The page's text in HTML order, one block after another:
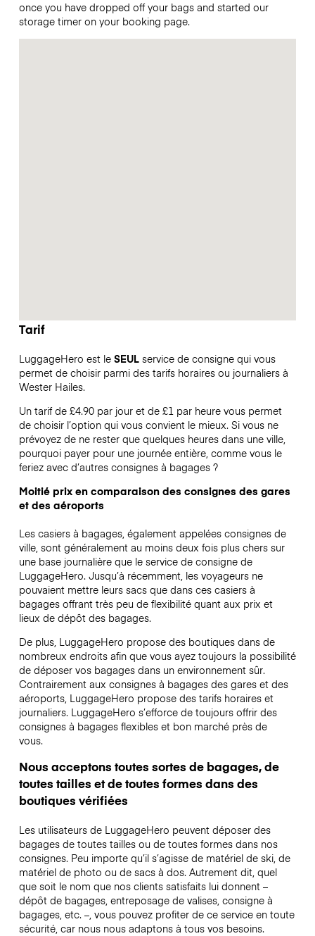
once you have dropped off your bags and started our
storage timer on your booking page.
Tarif
LuggageHero est le SEULservice de consigne qui vous
permet de choisir parmi des tarifs horaires ou journaliers à
Wester Hailes.
Un tarif de £4.90 par jour et de £1 par heure vous permet
de choisir l’option qui vous convient le mieux. Si vous ne
prévoyez de ne rester que quelques heures dans une ville,
pourquoi payer pour une journée entière, comme vous le
feriez avec d’autres consignes à bagages ?
Moitié prix en comparaison des consignes des gares
et des aéroports
Les casiers à bagages, également appelées consignes de
ville, sont généralement au moins deux fois plus chers sur
une base journalière que le service de consigne de
LuggageHero. Jusqu’à récemment, les voyageurs ne
pouvaient mettre leurs sacs que dans ces casiers à
bagages offrant très peu de flexibilité quant aux prix et
lieux de dépôt des bagages.
De plus, LuggageHero propose des boutiques dans de
nombreux endroits afin que vous ayez toujours la possibilité
de déposer vos bagages dans un environnement sûr.
Contrairement aux consignes à bagages des gares et des
aéroports, LuggageHero propose des tarifs horaires et
journaliers. LuggageHero s’efforce de toujours offrir des
consignes à bagages flexibles et bon marché près de
vous.
Nous acceptons toutes sortes de bagages, de
toutes tailles et de toutes formes dans des
boutiques vérifiées
Les utilisateurs de LuggageHero peuvent déposer des
bagages de toutes tailles ou de toutes formes dans nos
consignes. Peu importe qu’il s’agisse de matériel de ski, de
matériel de photo ou de sacs à dos. Autrement dit, quel
que soit le nom que nos clients satisfaits lui donnent –
dépôt de bagages, entreposage de valises, consigne à
bagages, etc. –, vous pouvez profiter de ce service en toute
sécurité, car nous nous adaptons à tous vos besoins.